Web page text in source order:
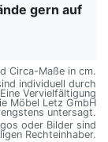
gern auf
Circa-Maße in cm.
individuell durch
Vervielfältigung
Möbel Letz GmbH
untersagt.
oder Bilder sind
Rechteinhaber.